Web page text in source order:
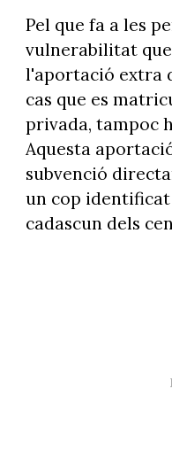
Pel que fa a les
vulnerabilitat
l'aportació extra
cas que es
privada, tampoc
Aquesta
subvenció
un cop
cadascun dels